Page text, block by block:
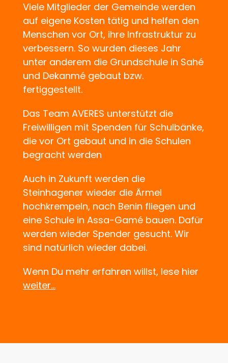
Viele Mitglieder der Gemeinde werden
auf eigene Kosten tätig und helfen den
Menschen vor Ort, ihre Infrastruktur zu
verbessern. So wurden dieses Jahr
unter anderem die Grundschule in Sahé
und Dekanmé gebaut bzw.
fertiggestellt.
Das Team AVERES unterstützt die
Freiwilligen mit Spenden für Schulbänke,
die vor Ort gebaut und in die Schulen
begracht werden
Auch in Zukunft werden die
Steinhagener wieder die Ärmel
hochkrempeln, nach Benin fliegen und
eine Schule in Assa-Gamé bauen. Dafür
werden wieder Spender gesucht. Wir
sind natürlich wieder dabei.
Wenn Du mehr erfahren willst, lese hier
weiter…